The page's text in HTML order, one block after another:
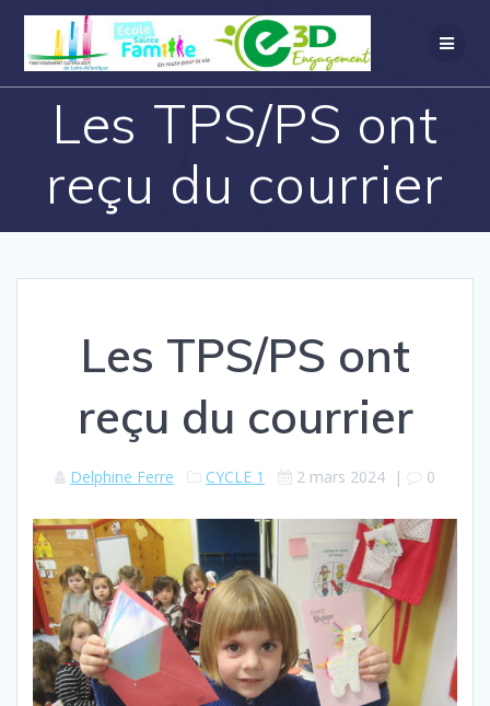
Les TPS/PS ont
reçu du courrier
Les TPS/PS ont
reçu du courrier
Delphine Ferre CYCLE 1 2 mars 2024 | 0